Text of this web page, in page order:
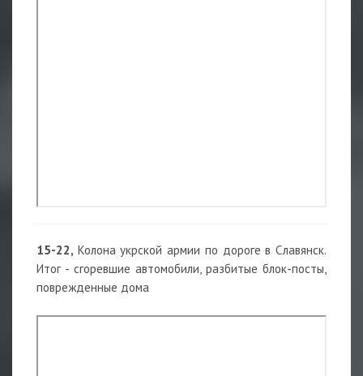
15-22, Колона укрской армии по дороге в Славянск.
Итог - сгоревшие автомобили, разбитые блок-посты,
поврежденные дома